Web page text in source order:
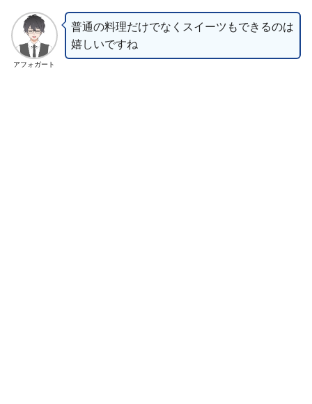
アフォガート
普通の料理だけでなくスイーツもできるのは
嬉しいですね